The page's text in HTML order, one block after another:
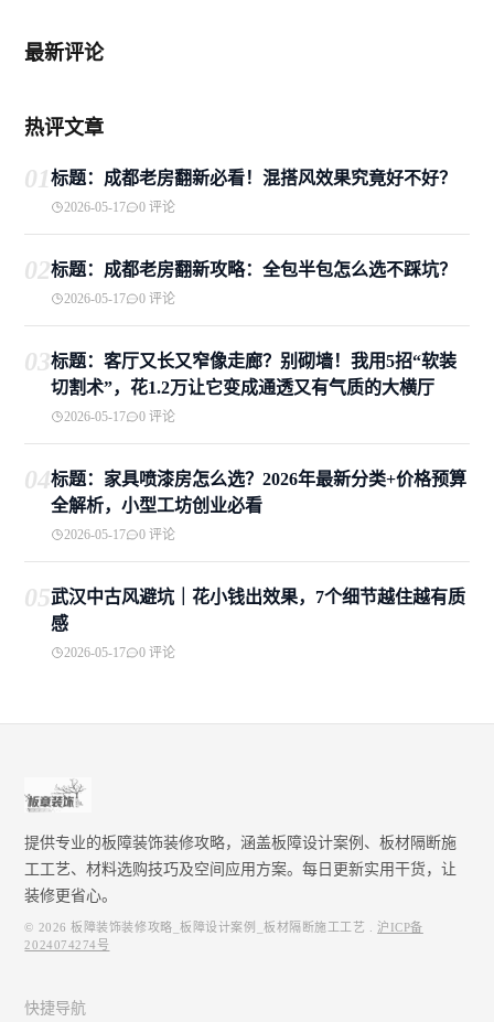
最新评论
热评文章
01标题：成都老房翻新必看！混搭风效果究竟好不好？
2026-05-17 0 评论
02标题：成都老房翻新攻略：全包半包怎么选不踩坑？
2026-05-17 0 评论
03标题：客厅又长又窄像走廊？别砌墙！我用5招“软装
切割术”，花1.2万让它变成通透又有气质的大横厅
2026-05-17 0 评论
04标题：家具喷漆房怎么选？2026年最新分类+价格预算
全解析，小型工坊创业必看
2026-05-17 0 评论
05武汉中古风避坑｜花小钱出效果，7个细节越住越有质
感
2026-05-17 0 评论
提供专业的板障装饰装修攻略，涵盖板障设计案例、板材隔断施
工工艺、材料选购技巧及空间应用方案。每日更新实用干货，让
装修更省心。
© 2026板障装饰装修攻略_板障设计案例_板材隔断施工工艺
沪ICP备
2024074274号
快捷导航